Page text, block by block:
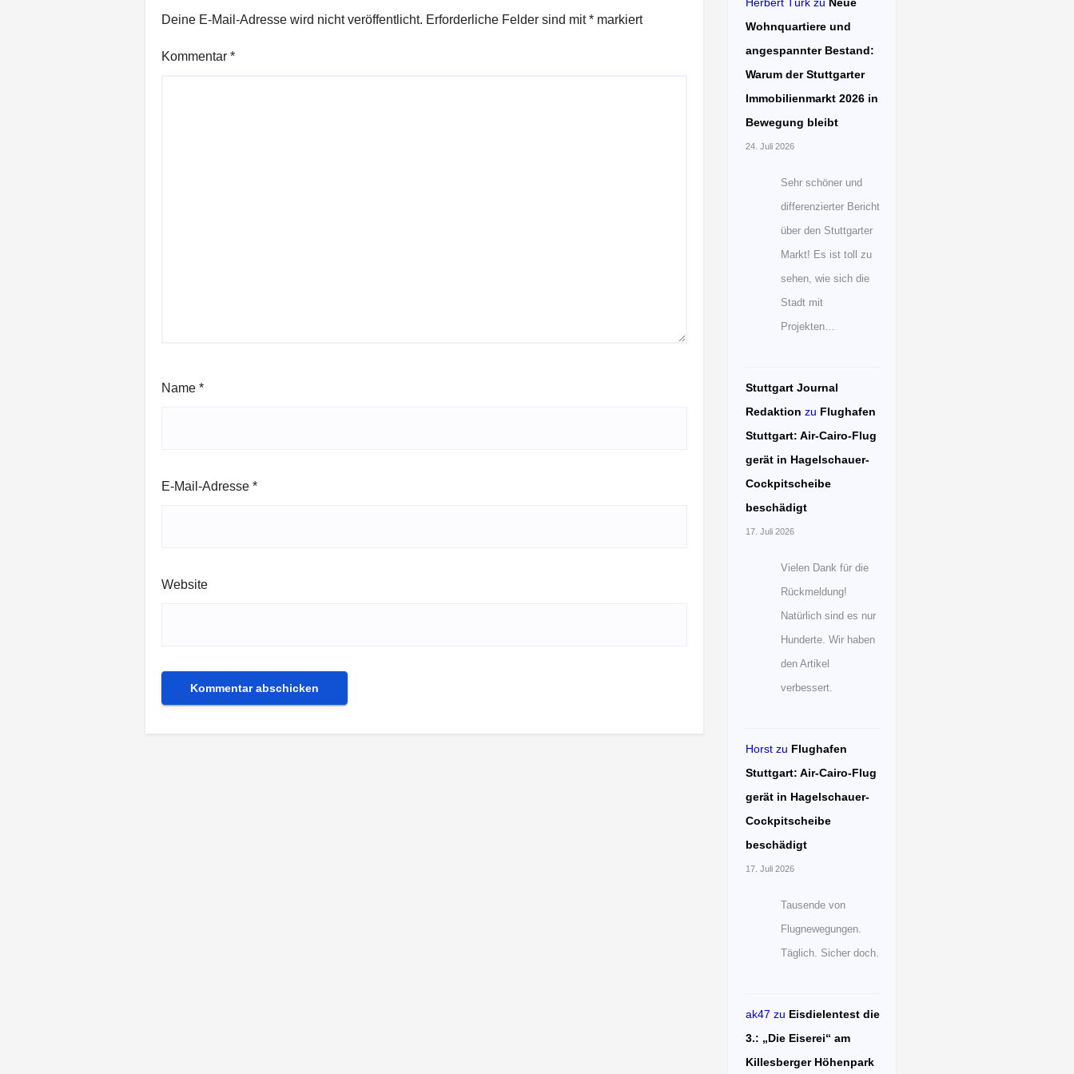
Deine E-Mail-Adresse wird nicht veröffentlicht. Erforderliche Felder sind mit* markiert
Kommentar *
Name *
E-Mail-Adresse *
Website
Wohnquartiere und
angespannter Bestand:
Warum der Stuttgarter
Immobilienmarkt 2026 in
Bewegung bleibt
24. Juli 2026
Sehr schöner und
differenzierter Bericht
über den Stuttgarter
Markt! Es ist toll zu
sehen, wie sich die
Stadt mit
Projekten…
Stuttgart Journal
Redaktion zu Flughafen
Stuttgart: Air-Cairo-Flug
gerät in Hagelschauer-
Cockpitscheibe
beschädigt
17. Juli 2026
Vielen Dank für die
Rückmeldung!
Natürlich sind es nur
Hunderte. Wir haben
den Artikel
verbessert.
Horstzu Flughafen
Stuttgart: Air-Cairo-Flug
gerät in Hagelschauer-
Cockpitscheibe
beschädigt
17. Juli 2026
Tausende von
Flugnewegungen.
Täglich. Sicher doch.
ak47 zu Eisdielentest die
3.: „Die Eiserei“ am
Killesberger Höhenpark